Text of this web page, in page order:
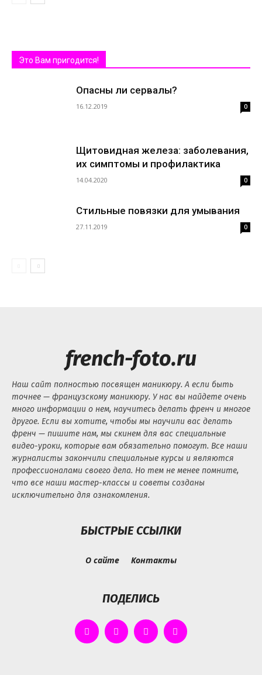
Это Вам пригодится!
Опасны ли сервалы?
16.12.2019 0
Щитовидная железа: заболевания,
их симптомы и профилактика
14.04.2020 0
Стильные повязки для умывания
27.11.2019 0
french-foto.ru
Наш сайт полностью посвящен маникюру. А если быть
точнее — французскому маникюру. У нас вы найдете очень
много информации о нем, научитесь делать френч и многое
другое. Если вы хотите, чтобы мы научили вас делать
френч — пишите нам, мы скинем для вас специальные
видео-уроки, которые вам обязательно помогут. Все наши
журналисты закончили специальные курсы и являются
профессионалами своего дела. Но тем не менее помните,
что все наши мастер-классы и советы созданы
исключительно для ознакомления.
БЫСТРЫЕ ССЫЛКИ
О сайте Контакты
ПОДЕЛИСЬ